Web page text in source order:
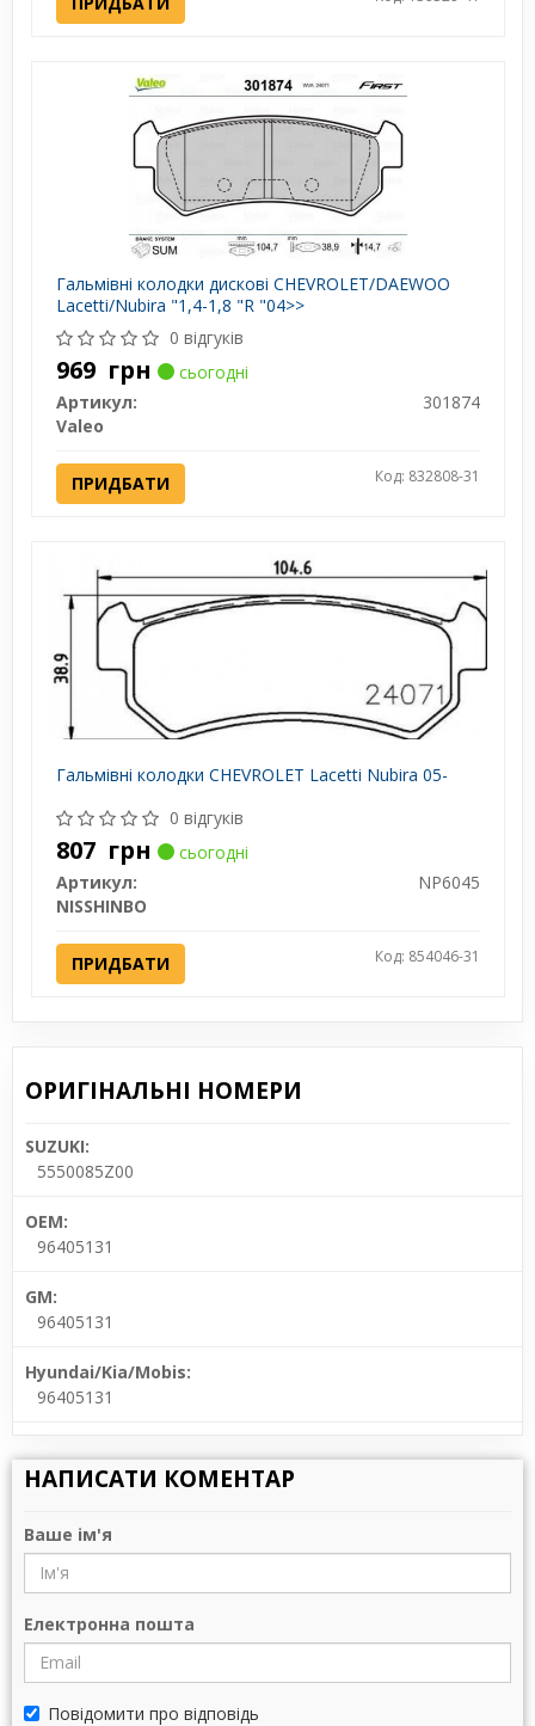
Гальмівні колодки дискові CHEVROLET/DAEWOO
Lacetti/Nubira "1,4-1,8 "R "04>>
0 відгуків
969 грн
сьогодні
Артикул:
301874
Valeo
ПРИДБАТИ Код: 832808-31
Гальмівні колодки CHEVROLET Lacetti Nubira 05-
0 відгуків
807 грн
сьогодні
Артикул:
NP6045
NISSHINBO
ПРИДБАТИ Код: 854046-31
ОРИГІНАЛЬНІ НОМЕРИ
SUZUKI:
5550085Z00
OEM:
96405131
GM:
96405131
Hyundai/Kia/Mobis:
96405131
НАПИСАТИ КОМЕНТАР
Ваше ім'я
Електронна пошта
Повідомити про відповідь